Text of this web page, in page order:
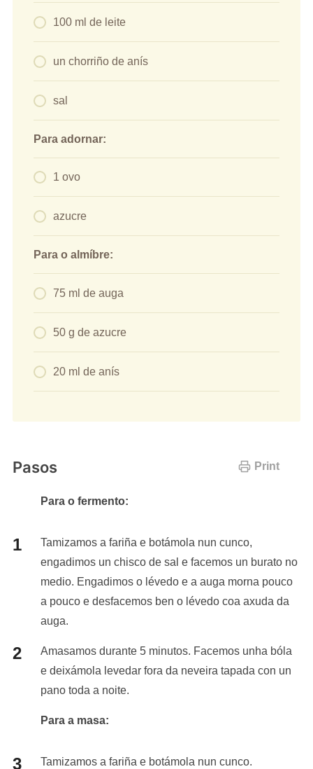
100 ml de leite
un chorriño de anís
sal
Para adornar:
1 ovo
azucre
Para o almíbre:
75 ml de auga
50 g de azucre
20 ml de anís
Print
Pasos
Para o fermento:
Tamizamos a fariña e botámola nun cunco,
engadimos un chisco de sal e facemos un burato no
medio. Engadimos o lévedo e a auga morna pouco
a pouco e desfacemos ben o lévedo coa axuda da
auga.
Amasamos durante 5 minutos. Facemos unha bóla
e deixámola levedar fora da neveira tapada con un
pano toda a noite.
Para a masa:
Tamizamos a fariña e botámola nun cunco.